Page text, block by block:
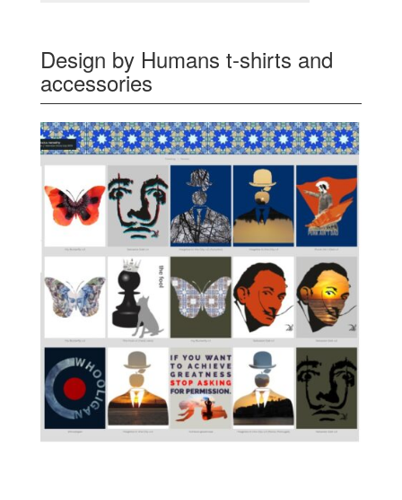
Design by Humans t-shirts and
accessories